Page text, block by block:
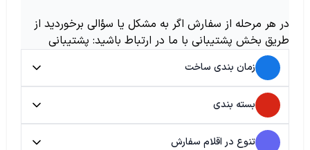
در هر مرحله از سفارش اگر به مشکل یا سؤالی برخوردید از
طریق بخش پشتیبانی با ما در ارتباط باشید: پشتیبانی
زمان بندی ساخت
بسته بندی
تنوع در اقلام سفارش